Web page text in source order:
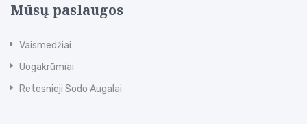
Mūsų paslaugos
Vaismedžiai
Uogakrūmiai
Retesnieji Sodo Augalai